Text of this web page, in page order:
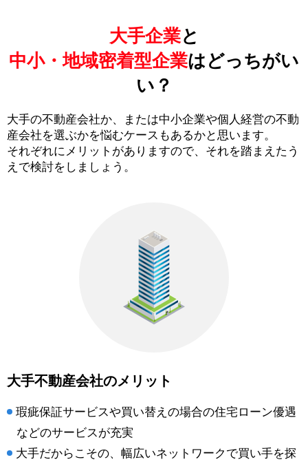
大手企業と
中小・地域密着型企業はどっちがい
い？
大手の不動産会社か、または中小企業や個人経営の不動
産会社を選ぶかを悩むケースもあるかと思います。
それぞれにメリットがありますので、それを踏まえたう
えで検討をしましょう。
大手不動産会社のメリット
瑕疵保証サービスや買い替えの場合の住宅ローン優遇
などのサービスが充実
大手だからこその、幅広いネットワークで買い手を探